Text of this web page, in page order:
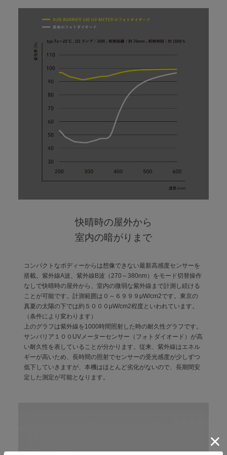
快晴時の屋外から
室内の暗がりまで
コンパクトなボディーからは想像できない最新高感度センサーを
搭載。紫外線A波、紫外線B波（270～380nm）をモード切替操作
なしで快晴時の屋外から、室内の微弱な紫外線まで計測し続ける
ことが可能です。計測範囲は０～６９９９μW/cm2です。東京の
真夏の太陽の下では約５０００μW/cm2程度といわれています。
（条件により変わります）
上のグラフは紫外線を1000時間照射した時の耐久性グラフです。
サンバリア１００UVメーターセンサー（フォトダイオード）が高
い耐久性を表していることが分かります。従来、紫外線はエネル
ギーが高いため、長時間の照射でセンサーの受光感度が少しずつ
低下していきますが、本機はほとんど劣化がないので、長期間安
定した測定が可能となります。